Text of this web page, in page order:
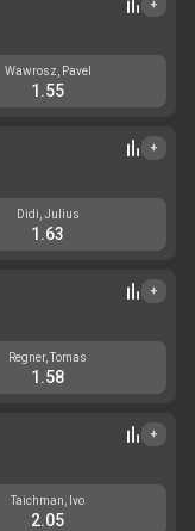
+
Wawrosz, Pavel
1.55
+
Didi, Julius
1.63
+
Regner, Tomas
1.58
+
Taichman, Ivo
2.05